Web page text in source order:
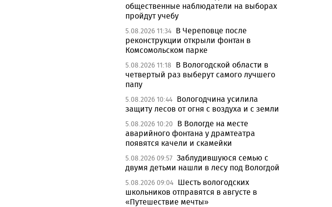
общественные наблюдатели на выборах
пройдут учебу
5.08.2026 11:34 В Череповце после
реконструкции открыли фонтан в
Комсомольском парке
5.08.2026 11:18
В Вологодской области в
четвертый раз выберут самого лучшего
папу
5.08.2026 10:44 Вологодчина усилила
защиту лесов от огня с воздуха и с земли
5.08.2026 10:20
В Вологде на месте
аварийного фонтана у драмтеатра
появятся качели и скамейки
5.08.2026 09:57 Заблудившуюся семью с
двумя детьми нашли в лесу под Вологдой
5.08.2026 09:04 Шесть вологодских
школьников отправятся в августе в
«Путешествие мечты»